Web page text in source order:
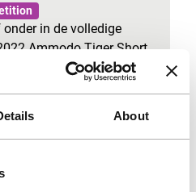
About
in de volledige
Ammodo Tiger Short
YouTube overslaan